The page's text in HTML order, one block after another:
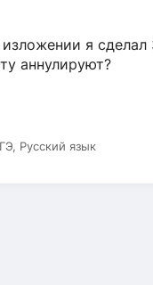
я сделал
аннулируют?
Русский язык